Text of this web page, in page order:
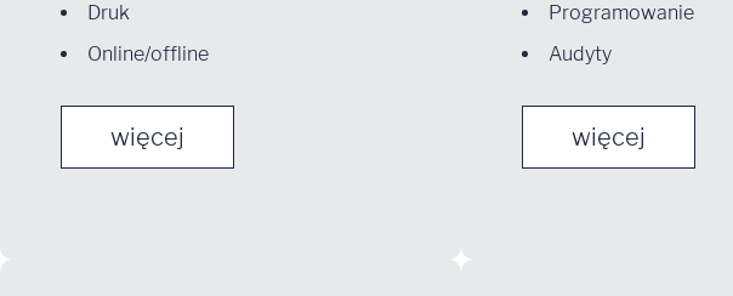
Druk
Online/offline
więcej
Programowanie
Audyty
więcej